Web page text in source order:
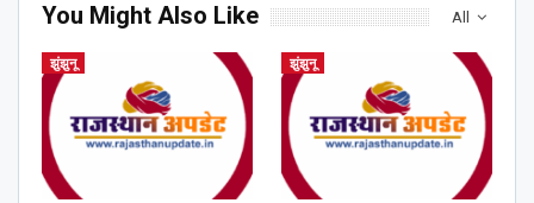
All
You Might Also Like
झुंझुनू झुंझुनू